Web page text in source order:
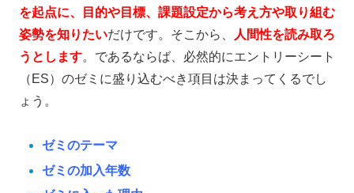
を起点に、目的や目標、課題設定から考え方や取り組む
姿勢を知りたいだけです。 そこから、
人間性を読み取ろ
う とします。であるならば、必然的にエントリーシート
（ES）のゼミに盛り込むべき項目は決まってくるでし
ょう。
ゼミのテーマ
ゼミの加入年数